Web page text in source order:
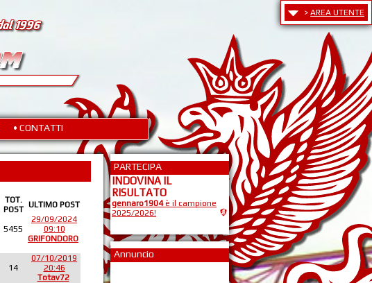
> AREA UTENTE
• CONTATTI
TOT.
POST ULTIMO POST
5455
29/09/2024
09:10
GRIFONDORO
14
07/10/2019
20:46
Totav72
PARTECIPA
INDOVINA IL
RISULTATO
gennaro1904è il campione
2025/2026!
Annuncio